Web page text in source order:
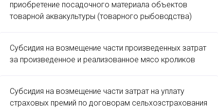
приобретение посадочного материала объектов
товарной аквакультуры (товарного рыбоводства)
Субсидия на возмещение части произведенных затрат
за произведенное и реализованное мясо кроликов
Субсидия на возмещение части затрат на уплату
страховых премий по договорам сельхозстрахования